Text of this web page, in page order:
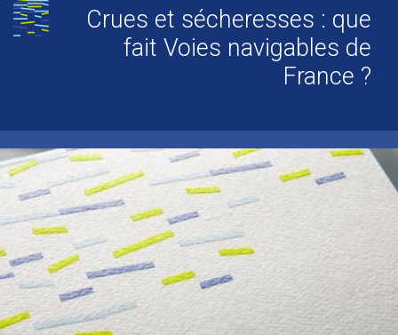
Crues et sécheresses : que
fait Voies navigables de
France ?